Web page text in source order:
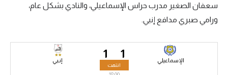
الدوري الإنجليزي
دوري أبطال أوروبا
سعفان الصغير مدرب حراس الإسماعيلي، والنادي بشكل عام،
ورامي صبري مدافع إنبي.
1 الإسماعيلي 1 إنـبي
انتهت